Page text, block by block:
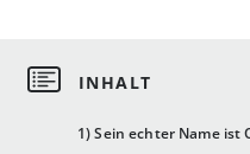
1) Sein echter Name ist